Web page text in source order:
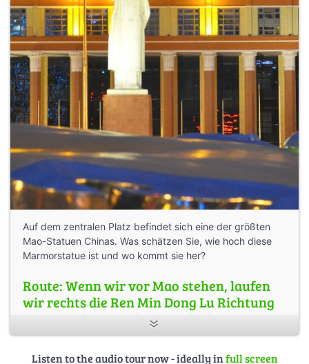
Auf dem zentralen Platz befindet sich eine der größten
Mao-Statuen Chinas. Was schätzen Sie, wie hoch diese
Marmorstatue ist und wo kommt sie her?
Route: Wenn wir vor Mao stehen, laufen
wir rechts die Ren Min Dong Lu Richtung
Osten entlang, vorbei an schicken
Geschäften, folgen wir dem
Straßenverlauf (Zong Fu Lu). Sobald auf
Listen to the audio tour now - ideally infull screen